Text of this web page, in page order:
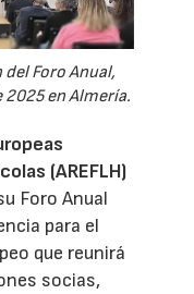
Foro Anual,
en Almería.
(AREFLH)
Foro Anual
para el
que reunirá
socias,